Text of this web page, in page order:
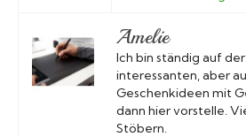
Amelie
Ich bin ständig auf
interessanten, aber
Geschenkideen mit
dann hier vorstelle.
Stöbern.